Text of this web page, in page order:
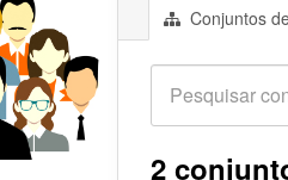
Conjuntos
2